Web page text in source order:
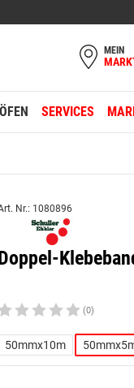
MEIN
ÖFEN SERVICES
Nr.: 1080896
(0)
50mmx10m